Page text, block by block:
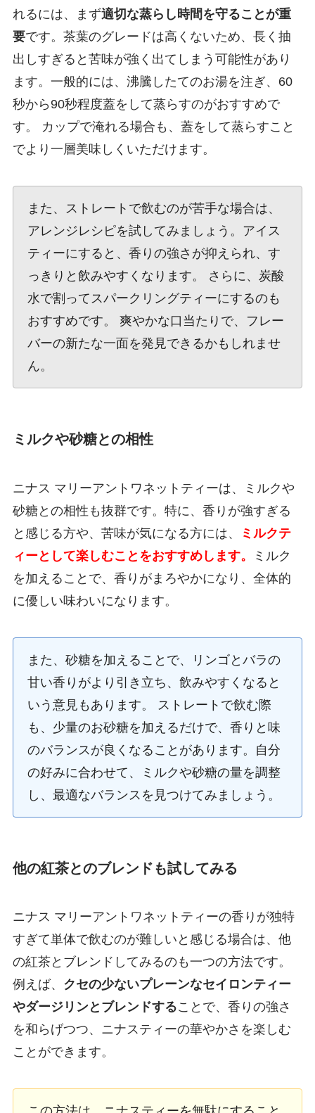
れるには、まず適切な蒸らし時間を守ることが重
要です。茶葉のグレードは高くないため、長く抽
出しすぎると苦味が強く出てしまう可能性があり
ます。一般的には、沸騰したてのお湯を注ぎ、60
秒から90秒程度蓋をして蒸らすのがおすすめで
す。 カップで淹れる場合も、蓋をして蒸らすこと
でより一層美味しくいただけます。
また、ストレートで飲むのが苦手な場合は、
アレンジレシピを試してみましょう。アイス
ティーにすると、香りの強さが抑えられ、す
っきりと飲みやすくなります。 さらに、炭酸
水で割ってスパークリングティーにするのも
おすすめです。 爽やかな口当たりで、フレー
バーの新たな一面を発見できるかもしれませ
ん。
ミルクや砂糖との相性
ニナス マリーアントワネットティーは、ミルクや
砂糖との相性も抜群です。特に、香りが強すぎる
と感じる方や、苦味が気になる方には、
ミルクテ
ィーとして楽しむことをおすすめします。
ミルク
を加えることで、香りがまろやかになり、全体的
に優しい味わいになります。
また、砂糖を加えることで、リンゴとバラの
甘い香りがより引き立ち、飲みやすくなると
いう意見もあります。 ストレートで飲む際
も、少量のお砂糖を加えるだけで、香りと味
のバランスが良くなることがあります。自分
の好みに合わせて、ミルクや砂糖の量を調整
し、最適なバランスを見つけてみましょう。
他の紅茶とのブレンドも試してみる
ニナス マリーアントワネットティーの香りが独特
すぎて単体で飲むのが難しいと感じる場合は、他
の紅茶とブレンドしてみるのも一つの方法です。
例えば、 クセの少ないプレーンなセイロンティー
やダージリンとブレンドすることで、香りの強さ
を和らげつつ、ニナスティーの華やかさを楽しむ
ことができます。